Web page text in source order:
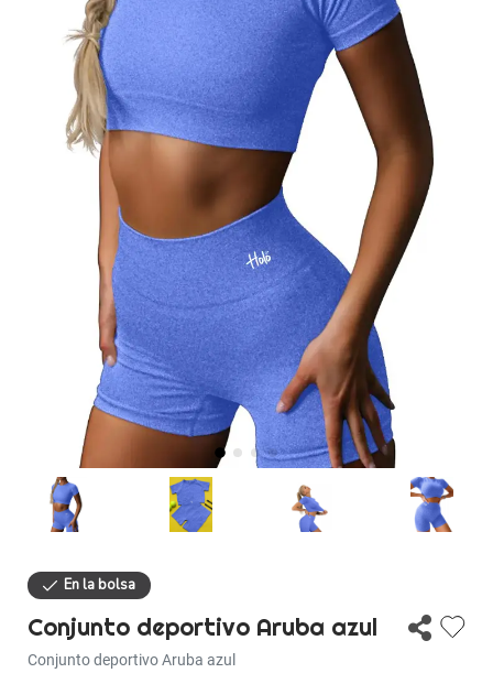
Mis compras
Club de Recompensas
Romper el Precio
Programa UGC
Descuentos
Ayuda
Iniciar sesión
Conjunto deportivo Aruba azul
Conjunto deportivo Aruba azul